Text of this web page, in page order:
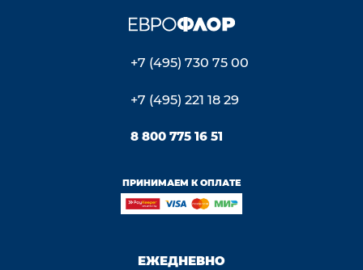
+7 (495) 730 75 00
+7 (495) 221 18 29
8 800 775 16 51
ПРИНИМАЕМ К ОПЛАТЕ
ЕЖЕДНЕВНО